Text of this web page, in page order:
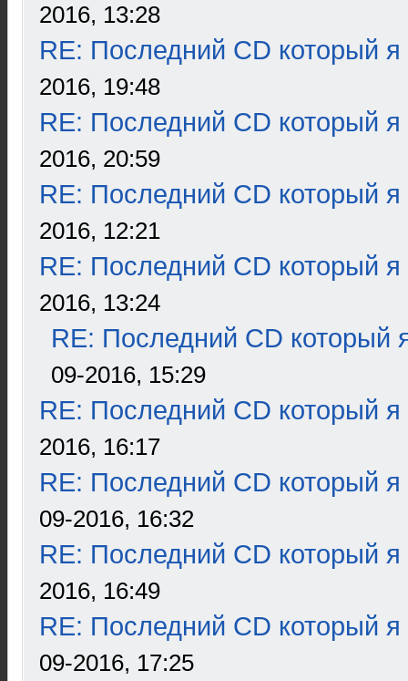
2016, 13:28
RE: Последний CD который я
2016, 19:48
RE: Последний CD который я
2016, 20:59
RE: Последний CD который я
2016, 12:21
RE: Последний CD который я
2016, 13:24
RE: Последний CD который
09-2016, 15:29
RE: Последний CD который я
2016, 16:17
RE: Последний CD который я
09-2016, 16:32
RE: Последний CD который я
2016, 16:49
RE: Последний CD который я
09-2016, 17:25